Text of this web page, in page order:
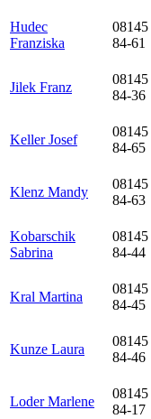
Hudec
Franziska
08145
84-61
Jilek Franz
08145
84-36
Keller Josef
08145
84-65
Klenz Mandy
08145
84-63
Kobarschik
Sabrina
08145
84-44
Kral Martina
08145
84-45
Kunze Laura
08145
84-46
Loder Marlene
08145
84-17